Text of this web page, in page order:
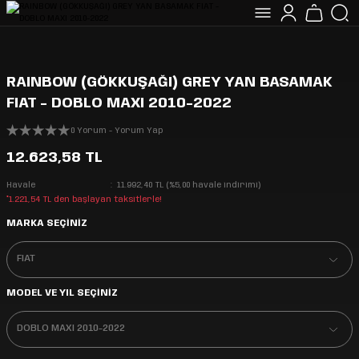
RAINBOW (GÖKKUŞAĞI) GREY YAN BASAMAK
FIAT - DOBLO MAXI 2010-2022
0 Yorum - Yorum Yap
12.623,58 TL
Havale
11.992,40 TL (%5,00 havale indirimi)
*1.221,54 TL den başlayan taksitlerle!
MARKA SEÇİNİZ
MODEL VE YIL SEÇİNİZ